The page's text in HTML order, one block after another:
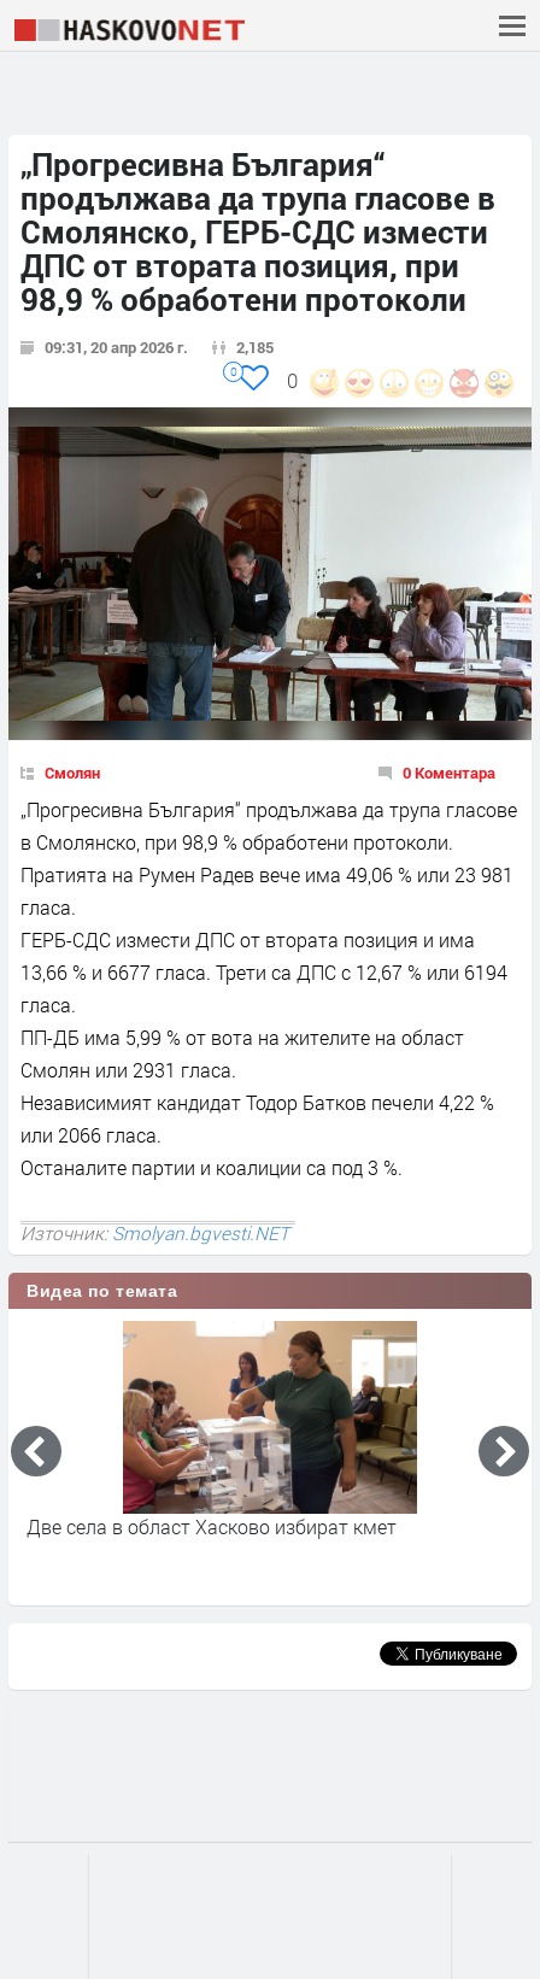
„Прогресивна България“
продължава да трупа гласове в
Смолянско, ГЕРБ-СДС измести
ДПС от втората позиция, при
98,9 % обработени протоколи
09:31, 20 апр 2026 г. 2,185
0
0
Смолян 0 Коментара
„Прогресивна България“ продължава да трупа гласове
в Смолянско, при 98,9 % обработени протоколи.
Пратията на Румен Радев вече има 49,06 % или 23 981
гласа.
ГЕРБ-СДС измести ДПС от втората позиция и има
13,66 % и 6677 гласа. Трети са ДПС с 12,67 % или 6194
гласа.
ПП-ДБ има 5,99 % от вота на жителите на област
Смолян или 2931 гласа.
Независимият кандидат Тодор Батков печели 4,22 %
или 2066 гласа.
Останалите партии и коалиции са под 3 %.
Източник:Smolyan.bgvesti.NET
Видеа по темата
избират кмет
Политически реакции след